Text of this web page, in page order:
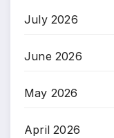
July 2026
June 2026
May 2026
April 2026